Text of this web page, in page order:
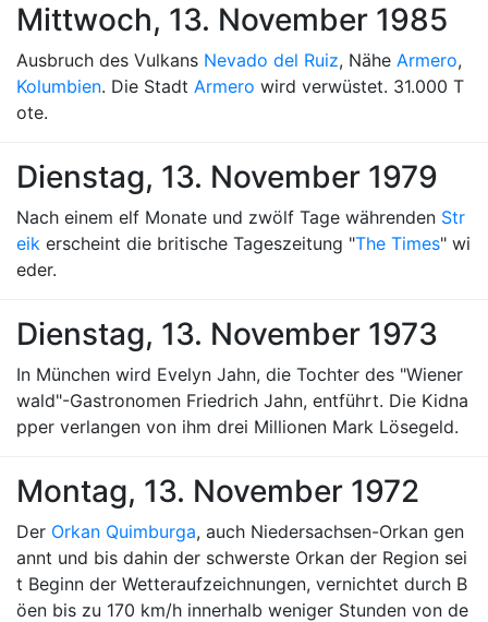
Mittwoch, 13. November 1985
Ausbruch des Vulkans Nevado del Ruiz, Nähe Armero,
Kolumbien. Die Stadt Armero wird verwüstet. 31.000 T
ote.
Dienstag, 13. November 1979
Nach einem elf Monate und zwölf Tage währenden Str
eik erscheint die britische Tageszeitung "The Times" wi
eder.
Dienstag, 13. November 1973
In München wird Evelyn Jahn, die Tochter des "Wiener
wald"-Gastronomen Friedrich Jahn, entführt. Die Kidna
pper verlangen von ihm drei Millionen Mark Lösegeld.
Montag, 13. November 1972
Der Orkan Quimburga, auch Niedersachsen-Orkan gen
annt und bis dahin der schwerste Orkan der Region sei
t Beginn der Wetteraufzeichnungen, vernichtet durch B
öen bis zu 170 km/h innerhalb weniger Stunden von de